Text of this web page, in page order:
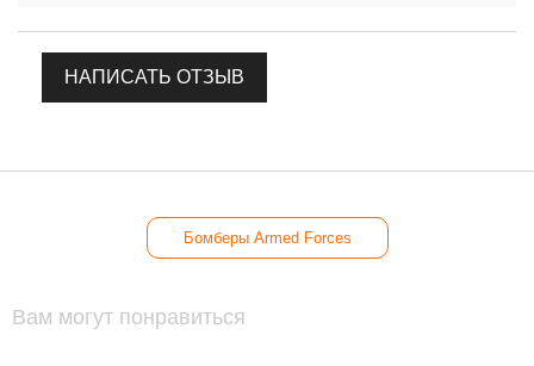
НАПИСАТЬ ОТЗЫВ
Бомберы Armed Forces
Вам могут понравиться